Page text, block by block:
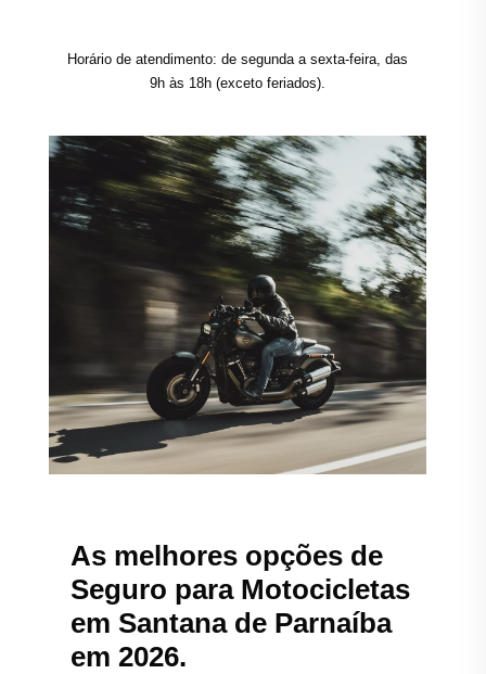
Horário de atendimento: de segunda a sexta-feira, das
9h às 18h (exceto feriados).
As melhores opções de
Seguro para Motocicletas
em Santana de Parnaíba
em 2026.